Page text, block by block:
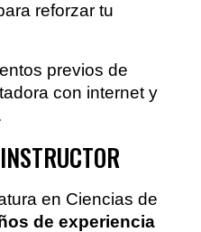
reforzar tu
previos de
con internet y
en Ciencias de
de experiencia